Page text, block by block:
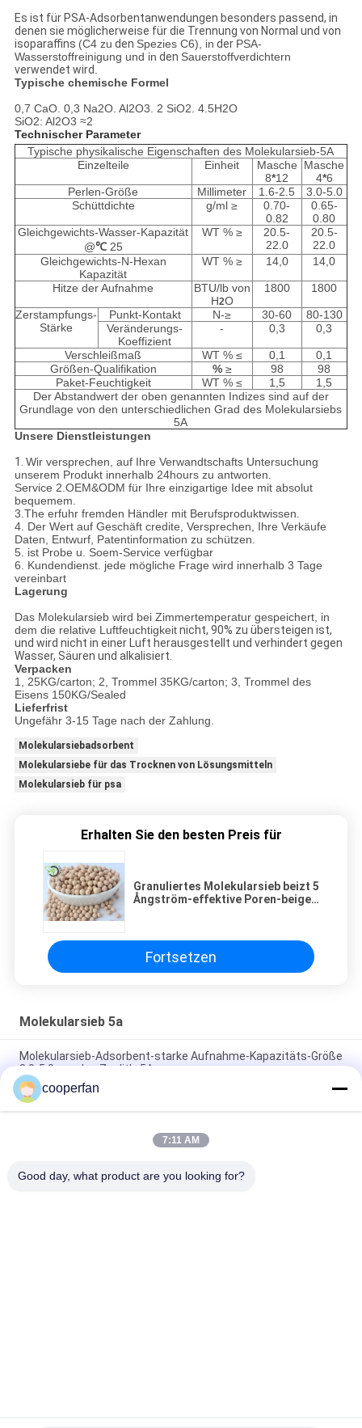
Es ist für PSA-Adsorbentanwendungen besonders passend, in
denen sie möglicherweise für die Trennung von Normal und von
isoparaffins (C4 zu den Spezies C6), in der PSA-
Wasserstoffreinigung und in den Sauerstoffverdichtern
verwendet wird.
Typische chemische Formel
0,7 CaO. 0,3 Na2O. Al2O3. 2 SiO2. 4.5H2O
SiO2: Al2O3 ≈2
Technischer Parameter
Typische physikalische Eigenschaften des Molekularsieb-5A
Einzelteile
Einheit
Masche
8*12
Masche
4*6
Perlen-Größe
Millimeter 1.6-2.5
3.0-5.0
Schüttdichte
g/ml ≥
0.70-
0.82
0.65-
0.80
Gleichgewichts-Wasser-Kapazität
@℃25
WT % ≥
20.5-
22.0
20.5-
22.0
Gleichgewichts-N-Hexan
Kapazität
WT % ≥ 14,0 14,0
Hitze der Aufnahme
BTU/lb von
H2O
1800 1800
Zerstampfungs-
Stärke
Punkt-Kontakt N-≥ 30-60
80-130
Veränderungs-
Koeffizient
- 0,3 0,3
Verschleißmaß WT % ≤ 0,1
0,1
Größen-Qualifikation
%≥ 98
98
Paket-Feuchtigkeit
WT % ≤ 1,5
1,5
Der Abstandwert der oben genannten Indizes sind auf der
Grundlage von den unterschiedlichen Grad des Molekularsiebs
5A
Unsere Dienstleistungen
1. Wir versprechen, auf Ihre Verwandtschafts Untersuchung
unserem Produkt innerhalb 24hours zu antworten.
Service 2.OEM&ODM für Ihre einzigartige Idee mit absolut
bequemem.
3.The erfuhr fremden Händler mit Berufsproduktwissen.
4. Der Wert auf Geschäft credite, Versprechen, Ihre Verkäufe
Daten, Entwurf, Patentinformation zu schützen.
5. ist Probe u. Soem-Service verfügbar
6. Kundendienst. jede mögliche Frage wird innerhalb 3 Tage
vereinbart
Lagerung
Das Molekularsieb wird bei Zimmertemperatur gespeichert, in
dem die relative Luftfeuchtigkeitnicht, 90% zu übersteigen ist,
und wird nicht in einer Luft herausgestellt und verhindert gegen
Wasser, Säuren und alkalisiert.
Verpacken
1, 25KG/carton; 2, Trommel 35KG/carton; 3, Trommel des
Eisens 150KG/Sealed
Lieferfrist
Ungefähr 3-15 Tage nach der Zahlung.
Molekularsiebadsorbent
Molekularsiebe für das Trocknen von Lösungsmitteln
Molekularsieb für psa
Erhalten Sie den besten Preis für
Granuliertes Molekularsieb beizt 5
Ångström-effektive Poren-beige
Fortsetzen
Molekularsieb 5a
Molekularsieb-Adsorbent-starke Aufnahme-Kapazitäts-Größe
3.0-5.0mm des Zeolith-5A
Industrielle Pore H2O CO2 Luft-Reinigung des Molekularsieb-
5a effektive
3-5mm Molekularsiebe Zeolith-5A/Molekularsieb Zeochem für
cooperfan
7:11 AM
Good day, what product are you looking for?